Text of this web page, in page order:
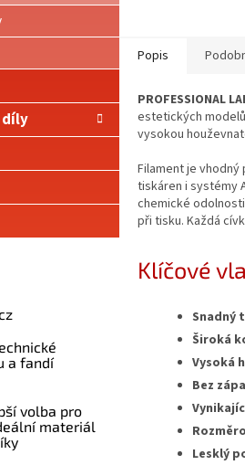
díly
a fandí
volba pro
materiál
Popis
PROFESSIONAL
estetických
vysokou
Filament je
tiskáren i systémy
chemické
při tisku. Každá
Klíčové
Snadný
Široká
Vysoká
Bez
Lesklý